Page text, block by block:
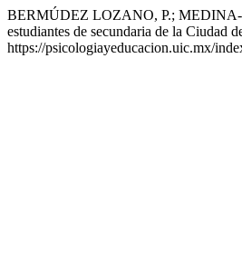
BERMÚDEZ LOZANO, P.;
estudiantes de secundaria de la Ciudad
https://psicologiayeducacion.uic.mx/